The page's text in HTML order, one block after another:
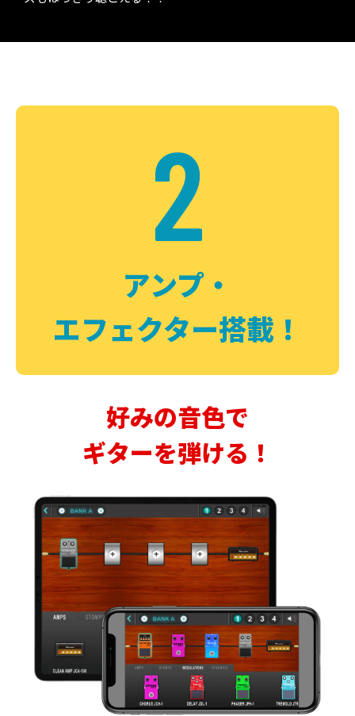
2
アンプ・
エフェクター搭載！
好みの音色で
ギターを弾ける！